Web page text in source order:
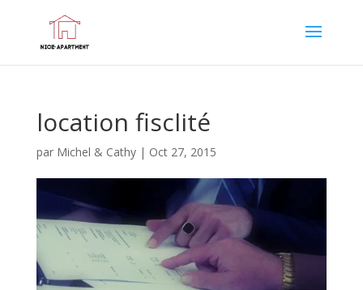
location fisclité
par Michel & Cathy| Oct 27, 2015